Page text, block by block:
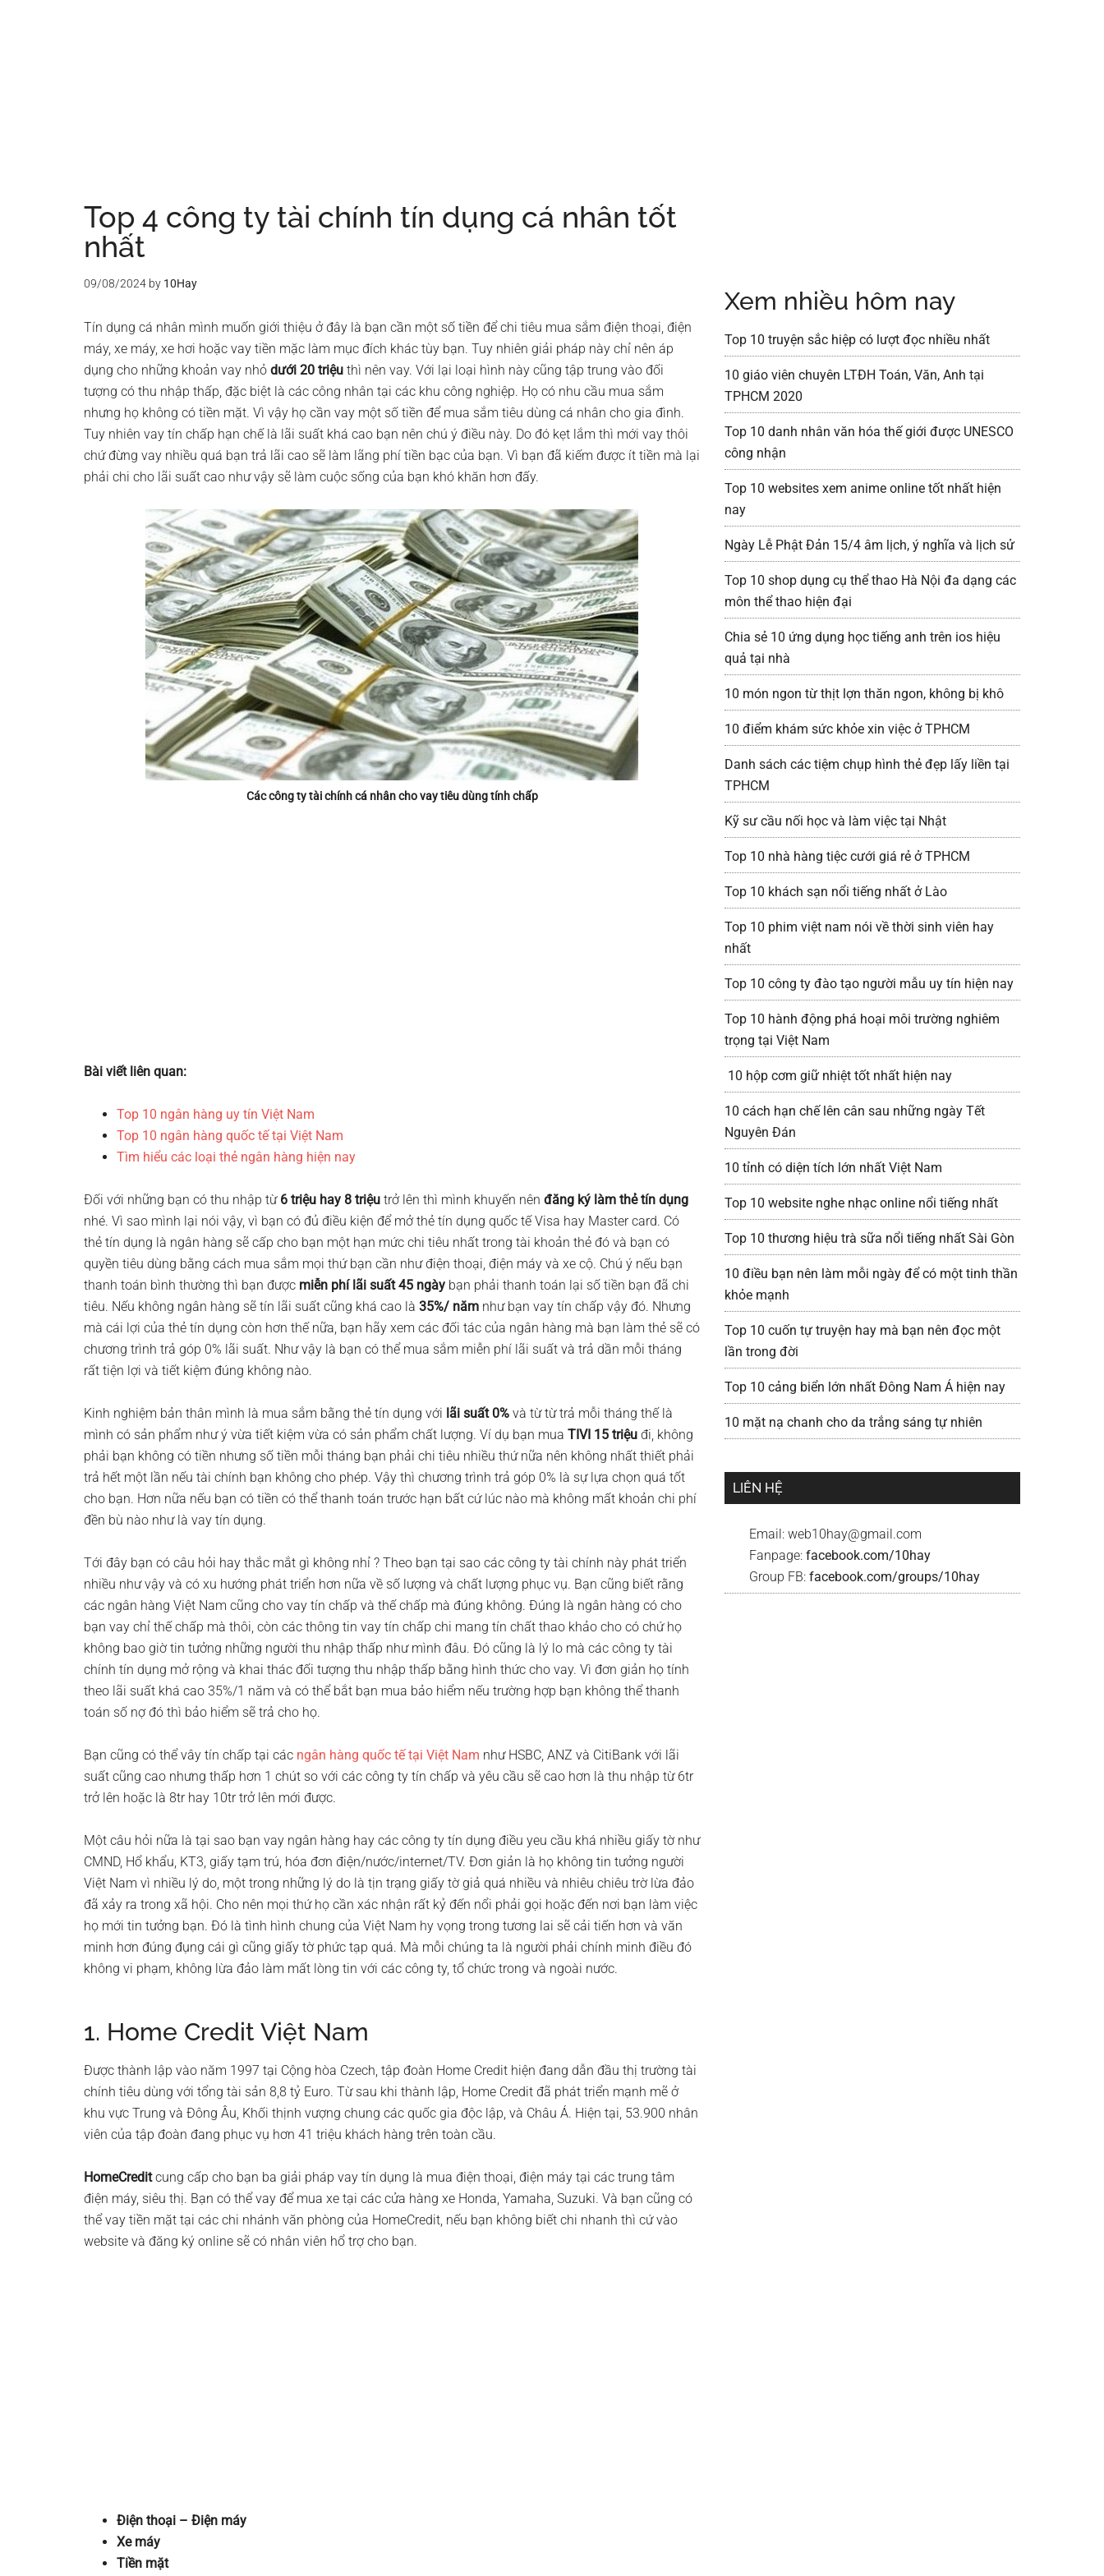
Top 4 công ty tài chính tín dụng cá nhân tốt
nhất
09/08/2024 by 10Hay
Tín dụng cá nhân mình muốn giới thiệu ở đây là bạn cần một số tiền để chi tiêu mua sắm điện thoại, điện
máy, xe máy, xe hơi hoặc vay tiền mặc làm mục đích khác tùy bạn. Tuy nhiên giải pháp này chỉ nên áp
dụng cho những khoản vay nhỏ dưới 20 triệu thì nên vay. Với lại loại hình này cũng tập trung vào đối
tượng có thu nhập thấp, đặc biệt là các công nhân tại các khu công nghiệp. Họ có nhu cầu mua sắm
nhưng họ không có tiền mặt. Vì vậy họ cần vay một số tiền để mua sắm tiêu dùng cá nhân cho gia đình.
Tuy nhiên vay tín chấp hạn chế là lãi suất khá cao bạn nên chú ý điều này. Do đó kẹt lắm thì mới vay thôi
chứ đừng vay nhiều quá bạn trả lãi cao sẽ làm lãng phí tiền bạc của bạn. Vì bạn đã kiếm được ít tiền mà lại
phải chi cho lãi suất cao như vậy sẽ làm cuộc sống của bạn khó khăn hơn đấy.
Các công ty tài chính cá nhân cho vay tiêu dùng tính chấp
Bài viết liên quan:
Top 10 ngân hàng uy tín Việt Nam
Top 10 ngân hàng quốc tế tại Việt Nam
Tìm hiểu các loại thẻ ngân hàng hiện nay
Đối với những bạn có thu nhập từ 6 triệu hay 8 triệu trở lên thì mình khuyến nên đăng ký làm thẻ tín dụng
nhé. Vì sao mình lại nói vậy, vì bạn có đủ điều kiện để mở thẻ tín dụng quốc tế Visa hay Master card. Có
thẻ tín dụng là ngân hàng sẽ cấp cho bạn một hạn mức chi tiêu nhất trong tài khoản thẻ đó và bạn có
quyền tiêu dùng bằng cách mua sắm mọi thứ bạn cần như điện thoại, điện máy và xe cộ. Chú ý nếu bạn
thanh toán bình thường thì bạn được miễn phí lãi suất 45 ngày bạn phải thanh toán lại số tiền bạn đã chi
tiêu. Nếu không ngân hàng sẽ tín lãi suất cũng khá cao là 35%/ năm như bạn vay tín chấp vậy đó. Nhưng
mà cái lợi của thẻ tín dụng còn hơn thế nữa, bạn hãy xem các đối tác của ngân hàng mà bạn làm thẻ sẽ có
chương trình trả góp 0% lãi suất. Như vậy là bạn có thể mua sắm miễn phí lãi suất và trả dần mỗi tháng
rất tiện lợi và tiết kiệm đúng không nào.
Kinh nghiệm bản thân mình là mua sắm bằng thẻ tín dụng với lãi suất 0% và từ từ trả mỗi tháng thế là
mình có sản phẩm như ý vừa tiết kiệm vừa có sản phẩm chất lượng. Ví dụ bạn mua TIVI 15 triệu đi, không
phải bạn không có tiền nhưng số tiền mỗi tháng bạn phải chi tiêu nhiều thứ nữa nên không nhất thiết phải
trả hết một lần nếu tài chính bạn không cho phép. Vậy thì chương trình trả góp 0% là sự lựa chọn quá tốt
cho bạn. Hơn nữa nếu bạn có tiền có thể thanh toán trước hạn bất cứ lúc nào mà không mất khoản chi phí
đền bù nào như là vay tín dụng.
Tới đây bạn có câu hỏi hay thắc mắt gì không nhỉ ? Theo bạn tại sao các công ty tài chính này phát triển
nhiều như vậy và có xu hướng phát triển hơn nữa về số lượng và chất lượng phục vụ. Bạn cũng biết rằng
các ngân hàng Việt Nam cũng cho vay tín chấp và thế chấp mà đúng không. Đúng là ngân hàng có cho
bạn vay chỉ thế chấp mà thôi, còn các thông tin vay tín chấp chi mang tín chất thao khảo cho có chứ họ
không bao giờ tin tưởng những người thu nhập thấp như mình đâu. Đó cũng là lý lo mà các công ty tài
chính tín dụng mở rộng và khai thác đối tượng thu nhập thấp bằng hình thức cho vay. Vì đơn giản họ tính
theo lãi suất khá cao 35%/1 năm và có thể bắt bạn mua bảo hiểm nếu trường hợp bạn không thể thanh
toán số nợ đó thì bảo hiểm sẽ trả cho họ.
Bạn cũng có thể vây tín chấp tại các ngân hàng quốc tế tại Việt Nam như HSBC, ANZ và CitiBank với lãi
suất cũng cao nhưng thấp hơn 1 chút so với các công ty tín chấp và yêu cầu sẽ cao hơn là thu nhập từ 6tr
trở lên hoặc là 8tr hay 10tr trở lên mới được.
Một câu hỏi nữa là tại sao bạn vay ngân hàng hay các công ty tín dụng điều yeu cầu khá nhiều giấy tờ như
CMND, Hổ khẩu, KT3, giấy tạm trú, hóa đơn điện/nước/internet/TV. Đơn giản là họ không tin tưởng người
Việt Nam vì nhiều lý do, một trong những lý do là tịn trạng giấy tờ giả quá nhiều và nhiêu chiêu trờ lừa đảo
đã xảy ra trong xã hội. Cho nên mọi thứ họ cần xác nhận rất kỷ đến nổi phải gọi hoặc đến nơi bạn làm việc
họ mới tin tưởng bạn. Đó là tình hình chung của Việt Nam hy vọng trong tương lai sẽ cải tiến hơn và văn
minh hơn đúng đụng cái gì cũng giấy tờ phức tạp quá. Mà mỗi chúng ta là người phải chính minh điều đó
không vi phạm, không lừa đảo làm mất lòng tin với các công ty, tổ chức trong và ngoài nước.
1. Home Credit Việt Nam
Được thành lập vào năm 1997 tại Cộng hòa Czech, tập đoàn Home Credit hiện đang dẫn đầu thị trường tài
chính tiêu dùng với tổng tài sản 8,8 tỷ Euro. Từ sau khi thành lập, Home Credit đã phát triển mạnh mẽ ở
khu vực Trung và Đông Âu, Khối thịnh vượng chung các quốc gia độc lập, và Châu Á. Hiện tại, 53.900 nhân
viên của tập đoàn đang phục vụ hơn 41 triệu khách hàng trên toàn cầu.
HomeCreditcung cấp cho bạn ba giải pháp vay tín dụng là mua điện thoại, điện máy tại các trung tâm
điện máy, siêu thị. Bạn có thể vay để mua xe tại các cửa hàng xe Honda, Yamaha, Suzuki. Và bạn cũng có
thể vay tiền mặt tại các chi nhánh văn phòng của HomeCredit, nếu bạn không biết chi nhanh thì cứ vào
website và đăng ký online sẽ có nhân viên hổ trợ cho bạn.
Điện thoại – Điện máy
Xe máy
Tiền mặt
Xem nhiều hôm nay
Top 10 truyện sắc hiệp có lượt đọc nhiều nhất
10 giáo viên chuyên LTĐH Toán, Văn, Anh tại
TPHCM 2020
Top 10 danh nhân văn hóa thế giới được UNESCO
công nhận
Top 10 websites xem anime online tốt nhất hiện
nay
Ngày Lễ Phật Đản 15/4 âm lịch, ý nghĩa và lịch sử
Top 10 shop dụng cụ thể thao Hà Nội đa dạng các
môn thể thao hiện đại
Chia sẻ 10 ứng dụng học tiếng anh trên ios hiệu
quả tại nhà
10 món ngon từ thịt lợn thăn ngon, không bị khô
10 điểm khám sức khỏe xin việc ở TPHCM
Danh sách các tiệm chụp hình thẻ đẹp lấy liền tại
TPHCM
Kỹ sư cầu nối học và làm việc tại Nhật
Top 10 nhà hàng tiệc cưới giá rẻ ở TPHCM
Top 10 khách sạn nổi tiếng nhất ở Lào
Top 10 phim việt nam nói về thời sinh viên hay
nhất
Top 10 công ty đào tạo người mẫu uy tín hiện nay
Top 10 hành động phá hoại môi trường nghiêm
trọng tại Việt Nam
10 hộp cơm giữ nhiệt tốt nhất hiện nay
10 cách hạn chế lên cân sau những ngày Tết
Nguyên Đán
10 tỉnh có diện tích lớn nhất Việt Nam
Top 10 website nghe nhạc online nổi tiếng nhất
Top 10 thương hiệu trà sữa nổi tiếng nhất Sài Gòn
10 điều bạn nên làm mỗi ngày để có một tinh thần
khỏe mạnh
Top 10 cuốn tự truyện hay mà bạn nên đọc một
lần trong đời
Top 10 cảng biển lớn nhất Đông Nam Á hiện nay
10 mặt nạ chanh cho da trắng sáng tự nhiên
LIÊN HỆ
Email: web10hay@gmail.com
Fanpage: facebook.com/10hay
Group FB: facebook.com/groups/10hay